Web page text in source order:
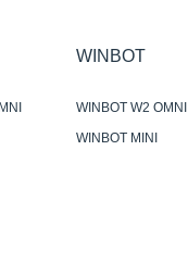
WINBOT
WINBOT W2 OMNI
WINBOT MINI